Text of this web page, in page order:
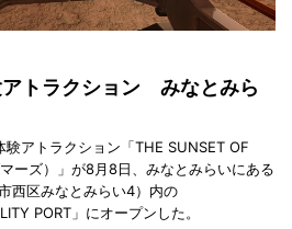
トラクション みなとみら
験アトラクション「THE SUNSET OF
ーズ）」が8月8日、みなとみらいにある
西区みなとみらい4）内の
PORT」にオープンした。